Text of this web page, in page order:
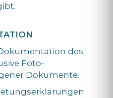
des
Foto-
Dokumente.